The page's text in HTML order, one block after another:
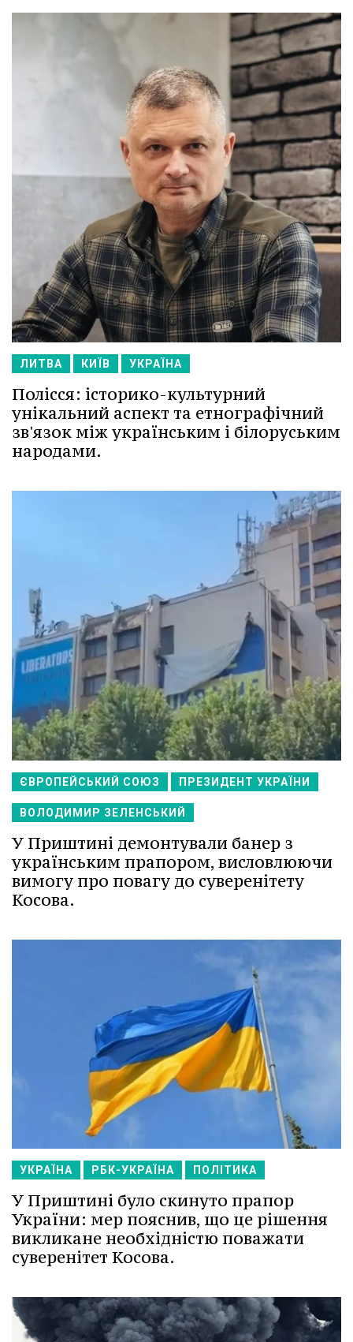
ЛИТВА КИЇВ УКРАЇНА
Полісся: історико-культурний
унікальний аспект та етнографічний
зв'язок між українським і білоруським
народами.
ЄВРОПЕЙСЬКИЙ СОЮЗ ПРЕЗИДЕНТ УКРАЇНИ
ВОЛОДИМИР ЗЕЛЕНСЬКИЙ
У Приштині демонтували банер з
українським прапором, висловлюючи
вимогу про повагу до суверенітету
Косова.
УКРАЇНА РБК-УКРАЇНА ПОЛІТИКА
У Приштині було скинуто прапор
України: мер пояснив, що це рішення
викликане необхідністю поважати
суверенітет Косова.